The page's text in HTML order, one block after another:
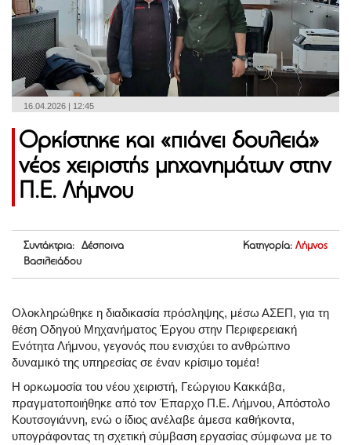
16.04.2026 | 12:45
Ορκίστηκε και «πιάνει δουλειά»
νέος χειριστής μηχανημάτων στην
Π.Ε. Λήμνου
Συντάκτρια: Δέσποινα
Βασιλειάδου
Κατηγορία: Λήμνος
Ολοκληρώθηκε η διαδικασία πρόσληψης, μέσω ΑΣΕΠ, για τη
θέση Οδηγού Μηχανήματος Έργου στην Περιφερειακή
Ενότητα Λήμνου, γεγονός που ενισχύει το ανθρώπινο
δυναμικό της υπηρεσίας σε έναν κρίσιμο τομέα!
Η ορκωμοσία του νέου χειριστή, Γεώργιου Κακκάβα,
πραγματοποιήθηκε από τον Έπαρχο Π.Ε. Λήμνου, Απόστολο
Κουτσογιάννη, ενώ ο ίδιος ανέλαβε άμεσα καθήκοντα,
υπογράφοντας τη σχετική σύμβαση εργασίας σύμφωνα με το